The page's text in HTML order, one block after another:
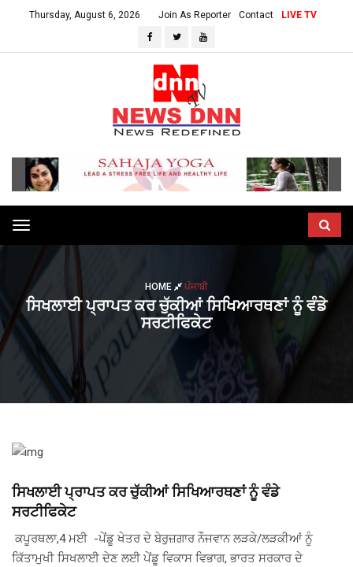
Thursday, August 6, 2026 Join As Reporter Contact LIVE TV
Toggle
navigation
HOME ਪੰਜਾਬੀ
ਸਿਖਲਾਈ ਪ੍ਰਾਪਤ ਕਰ ਚੁੱਕੀਆਂ ਸਿਖਿਆਰਥਣਾਂ ਨੂੰ ਵੰਡੇ
ਸਰਟੀਫਿਕੇਟ
ਸਿਖਲਾਈ ਪ੍ਰਾਪਤ ਕਰ ਚੁੱਕੀਆਂ ਸਿਖਿਆਰਥਣਾਂ ਨੂੰ ਵੰਡੇ
ਸਰਟੀਫਿਕੇਟ
ਕਪੂਰਥਲਾ,4 ਮਈ -ਪੇਂਡੂ ਖੇਤਰ ਦੇ ਬੇਰੁਜ਼ਗਾਰ ਨੌਜਵਾਨ ਲੜਕੇ/ਲੜਕੀਆਂ ਨੂੰ
ਕਿੱਤਾਮੁਖੀ ਸਿਖਲਾਈ ਦੇਣ ਲਈ ਪੇਂਡੂ ਵਿਕਾਸ ਵਿਭਾਗ, ਭਾਰਤ ਸਰਕਾਰ ਦੇ